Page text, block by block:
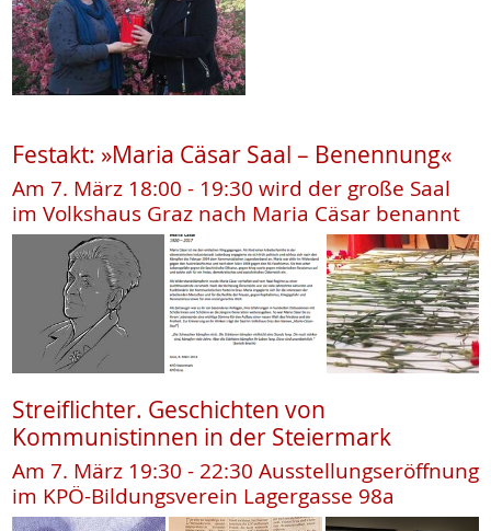
Festakt: »Maria Cäsar Saal – Benennung«
Am 7. März 18:00 - 19:30 wird der große Saal
im Volkshaus Graz nach Maria Cäsar benannt
Streiflichter. Geschichten von
Kommunistinnen in der Steiermark
Am 7. März 19:30 - 22:30 Ausstellungseröffnung
im KPÖ-Bildungsverein Lagergasse 98a